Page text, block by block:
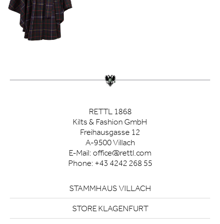
RETTL 1868
Kilts & Fashion GmbH
Freihausgasse 12
A-9500 Villach
E-Mail: office@rettl.com
Phone: +43 4242 268 55
STAMMHAUS VILLACH
STORE KLAGENFURT